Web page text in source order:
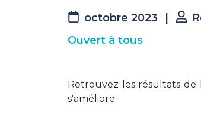
octobre 2023
Ouvert à tous
Retrouvez les résultats
s'améliore